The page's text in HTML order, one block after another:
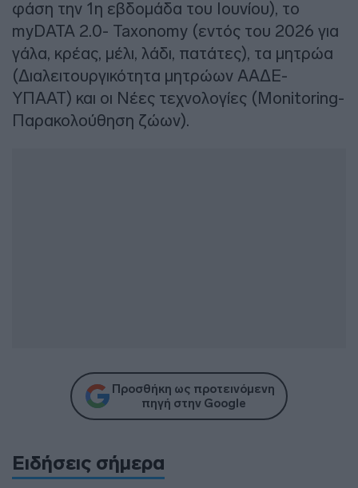
φάση την 1η εβδομάδα του Ιουνίου), το
myDATA 2.0- Taxonomy (εντός του 2026 για
γάλα, κρέας, μέλι, λάδι, πατάτες), τα μητρώα
(Διαλειτουργικότητα μητρώων ΑΑΔΕ-
ΥΠΑΑΤ) και οι Νέες τεχνολογίες (Monitoring-
Παρακολούθηση ζώων).
Προσθήκη ως προτεινόμενη
πηγή στην Google
Ειδήσεις σήμερα